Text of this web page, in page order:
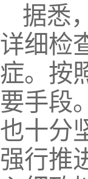
据悉
详细检
症。按
要手段
也十分
强行推